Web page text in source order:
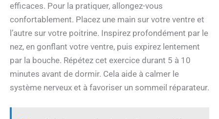
efficaces. Pour la pratiquer, allongez-vous
confortablement. Placez une main sur votre ventre et
l’autre sur votre poitrine. Inspirez profondément par le
nez, en gonflant votre ventre, puis expirez lentement
par la bouche. Répétez cet exercice durant 5 à 10
minutes avant de dormir. Cela aide à calmer le
système nerveux et à favoriser un sommeil réparateur.